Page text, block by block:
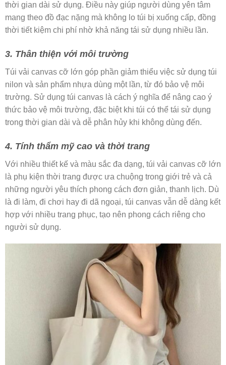
thời gian dài sử dụng. Điều này giúp người dùng yên tâm
mang theo đồ đạc nặng mà không lo túi bị xuống cấp, đồng
thời tiết kiệm chi phí nhờ khả năng tái sử dụng nhiều lần.
3. Thân thiện với môi trường
Túi vải canvas cỡ lớn góp phần giảm thiểu việc sử dụng túi
nilon và sản phẩm nhựa dùng một lần, từ đó bảo vệ môi
trường. Sử dụng túi canvas là cách ý nghĩa để nâng cao ý
thức bảo vệ môi trường, đặc biệt khi túi có thể tái sử dụng
trong thời gian dài và dễ phân hủy khi không dùng đến.
4. Tính thẩm mỹ cao và thời trang
Với nhiều thiết kế và màu sắc đa dạng, túi vải canvas cỡ lớn
là phụ kiện thời trang được ưa chuộng trong giới trẻ và cả
những người yêu thích phong cách đơn giản, thanh lịch. Dù
là đi làm, đi chơi hay đi dã ngoại, túi canvas vẫn dễ dàng kết
hợp với nhiều trang phục, tạo nên phong cách riêng cho
người sử dụng.